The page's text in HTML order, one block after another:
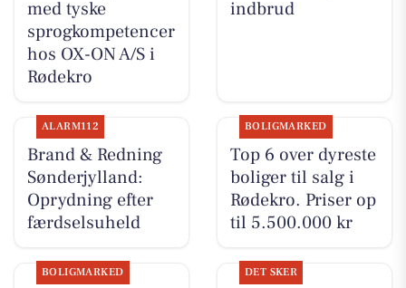
med tyske
sprogkompetencer
hos OX-ON A/S i
Rødekro
indbrud
ALARM112
Brand & Redning
Sønderjylland:
Oprydning efter
færdselsuheld
BOLIGMARKED
Top 6 over dyreste
boliger til salg i
Rødekro. Priser op
til 5.500.000 kr
BOLIGMARKED DET SKER